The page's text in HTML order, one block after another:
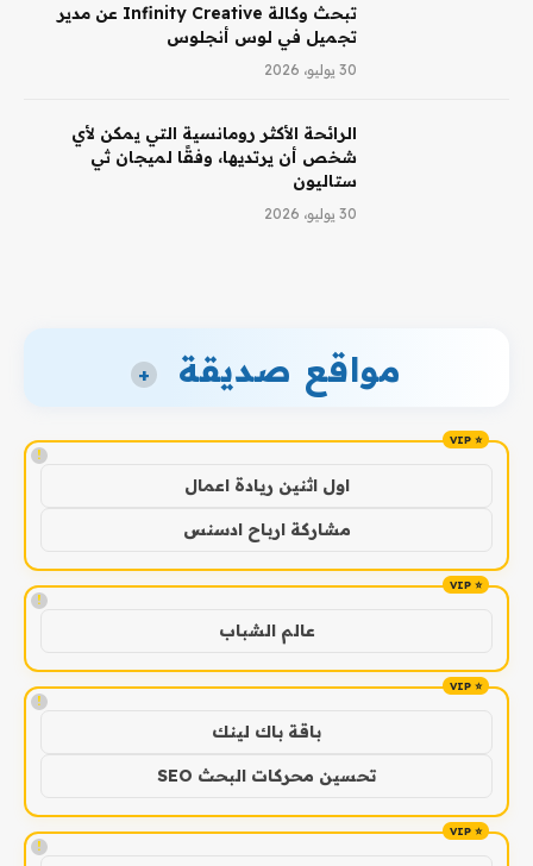
تبحث وكالة Infinity Creative عن مدير
تجميل في لوس أنجلوس
30 يوليو، 2026
الرائحة الأكثر رومانسية التي يمكن لأي
شخص أن يرتديها، وفقًا لميجان ثي
ستاليون
30 يوليو، 2026
مواقع صديقة +
!
اول اثنين ريادة اعمال
مشاركة ارباح ادسنس
!
عالم الشباب
!
باقة باك لينك
تحسين محركات البحث SEO
!